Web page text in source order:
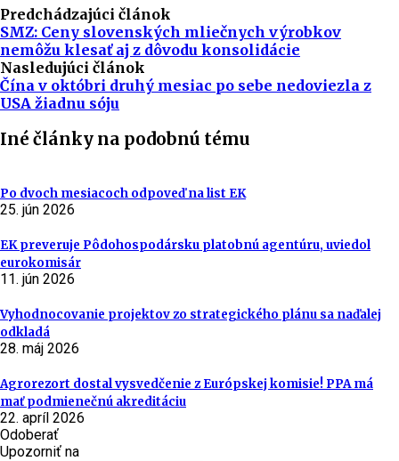
Predchádzajúci článok
SMZ: Ceny slovenských mliečnych výrobkov
nemôžu klesať aj z dôvodu konsolidácie
Nasledujúci článok
Čína v októbri druhý mesiac po sebe nedoviezla z
USA žiadnu sóju
Iné články na podobnú tému
Po dvoch mesiacoch odpoveď na list EK
25. jún 2026
EK preveruje Pôdohospodársku platobnú agentúru, uviedol
eurokomisár
11. jún 2026
Vyhodnocovanie projektov zo strategického plánu sa naďalej
odkladá
28. máj 2026
Agrorezort dostal vysvedčenie z Európskej komisie! PPA má
mať podmienečnú akreditáciu
22. apríl 2026
Odoberať
Upozorniť na